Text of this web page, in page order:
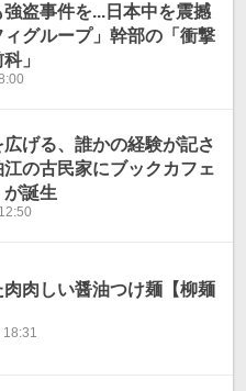
強盗事件を...日本中を震撼
ィグループ」幹部の「衝撃
」
げる、誰かの経験が記さ
の古民家にブックカフェ
が誕生
肉しい醤油つけ麺【柳麺